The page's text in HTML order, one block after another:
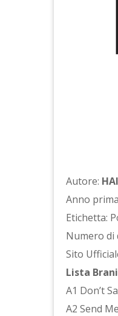
Autore:
Anno
Etichetta:
Numero di
Sito
Lista Brani
A1 Don’t
A2 Send